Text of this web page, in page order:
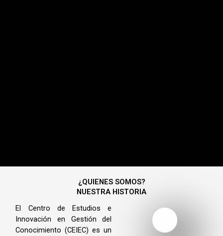
¿QUIENES SOMOS?
NUESTRA HISTORIA
El Centro de Estudios e
Innovación en Gestión del
Conocimiento (CEIEC) es un